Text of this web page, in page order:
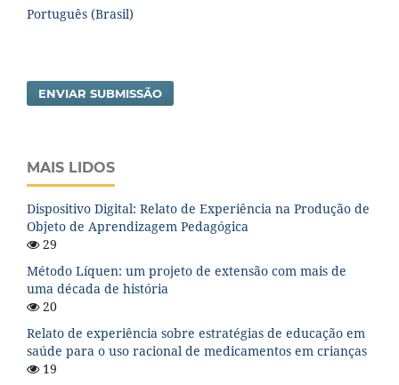
Português (Brasil)
ENVIAR SUBMISSÃO
MAIS LIDOS
Dispositivo Digital: Relato de Experiência na Produção de
Objeto de Aprendizagem Pedagógica
29
Método Líquen: um projeto de extensão com mais de
uma década de história
20
Relato de experiência sobre estratégias de educação em
saúde para o uso racional de medicamentos em crianças
19